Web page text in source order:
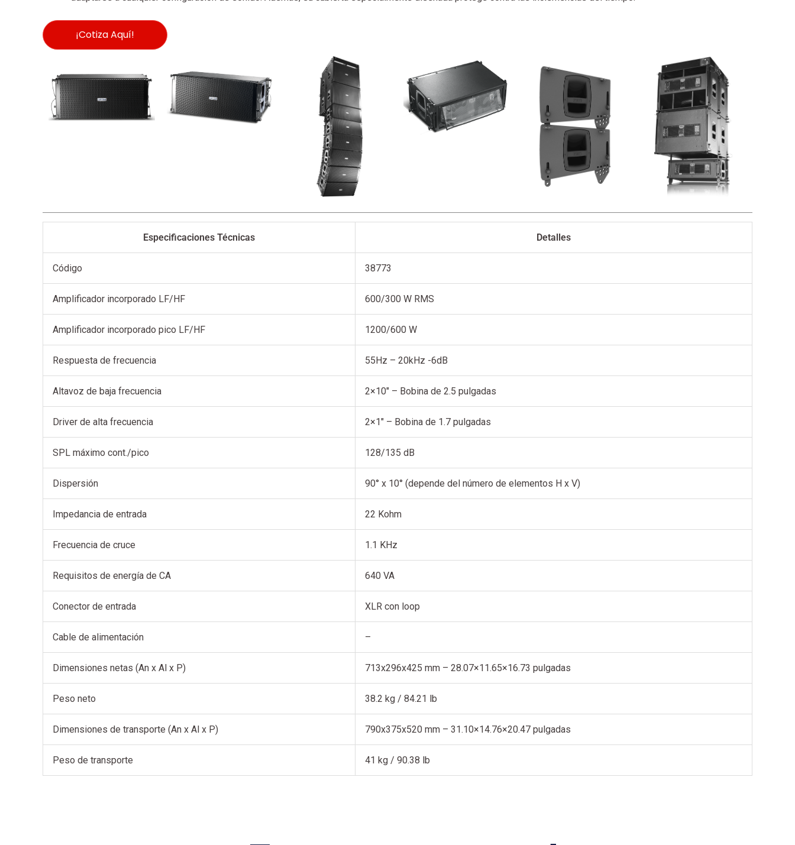
¡Cotiza Aquí!
Especificaciones Técnicas Detalles
Código 38773
Amplificador incorporado LF/HF 600/300 W RMS
Amplificador incorporado pico LF/HF 1200/600 W
Respuesta de frecuencia 55Hz – 20kHz -6dB
Altavoz de baja frecuencia 2×10″ – Bobina de 2.5 pulgadas
Driver de alta frecuencia 2×1″ – Bobina de 1.7 pulgadas
SPL máximo cont./pico 128/135 dB
Dispersión 90° x 10° (depende del número de elementos H x V)
Impedancia de entrada 22 Kohm
Frecuencia de cruce 1.1 KHz
Requisitos de energía de CA 640 VA
Conector de entrada XLR con loop
Cable de alimentación –
Dimensiones netas (An x Al x P) 713x296x425 mm – 28.07×11.65×16.73 pulgadas
Peso neto 38.2 kg / 84.21 lb
Dimensiones de transporte (An x Al x P) 790x375x520 mm – 31.10×14.76×20.47 pulgadas
Peso de transporte 41 kg / 90.38 lb